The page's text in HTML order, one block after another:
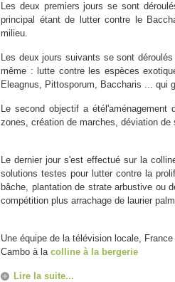
Les deux premiers jours se sont
principal étant de lutter contre le
milieu.
Les deux jours suivants se sont
même : lutte contre les espèces
Eleagnus, Pittosporum, Baccharis ... qui
Le second objectif a
zones, création de marches, déviation de
Le dernier jour s'est effectué sur la
solutions testes pour lutter contre la
bâche, plantation de strate arbustive ou
compétition plus arrachage de laurier
Une équipe de la télévision locale,
Cambo à la colline à la bergerie
Lire la suite...